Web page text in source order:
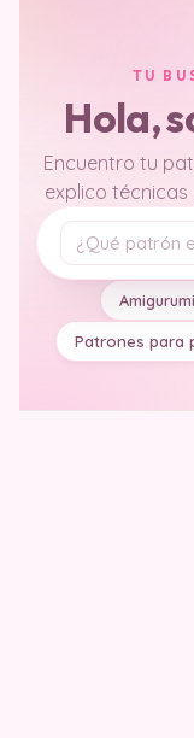
TU
Hola,
Encuentro tu
explico técnicas
Tu pregunta
Patrones para